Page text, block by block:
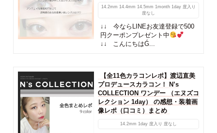
14.2mm 14.4mm 14.5mm 1month 1day 度入り
度なし
↓↓ 今ならLINEお友達登録で500
円クーポンプレゼント中
↓↓ こんにちはǴ...
【全11色カラコンレポ】渡辺直美
プロデュースカラコン！ N’s
COLLECTION ワンデー （エヌズコ
レクション 1day） の感想・装着画
像レポ（口コミ）まとめ
14.2mm 1day 度入り 度なし